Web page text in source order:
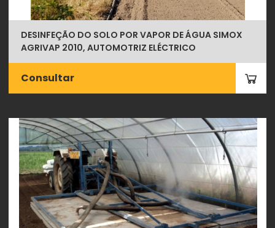
DESINFEÇÃO DO SOLO POR VAPOR DE ÁGUA SIMOX
AGRIVAP 2010, AUTOMOTRIZ ELÉCTRICO
Consultar